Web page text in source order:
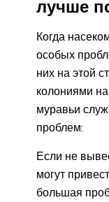
лучше
Когда
особых
них на этой
колониями
муравьи
проблем:
Если не
могут
большая